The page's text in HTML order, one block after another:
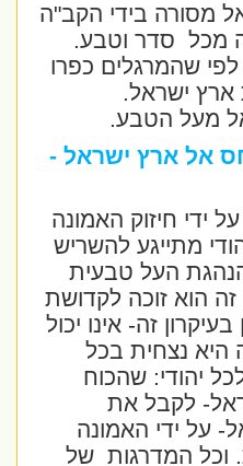
מסורה בידי הקב"ה
סדר וטבע.
שהמרגלים כפרו
ישראל.
מעל הטבע.
אל ארץ ישראל -
ידי חיזוק האמונה
מתייגע להשריש
העל טבעית
הוא זוכה לקדושת
זה- אינו יכול
נצחית בכל
יהודי: שהכוח
לקבל את
על ידי האמונה
המדרגות של